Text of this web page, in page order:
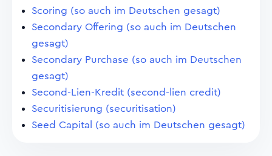
Scoring (so auch im Deutschen gesagt)
Secondary Offering (so auch im Deutschen
gesagt)
Secondary Purchase (so auch im Deutschen
gesagt)
Second-Lien-Kredit (second-lien credit)
Securitisierung (securitisation)
Seed Capital (so auch im Deutschen gesagt)